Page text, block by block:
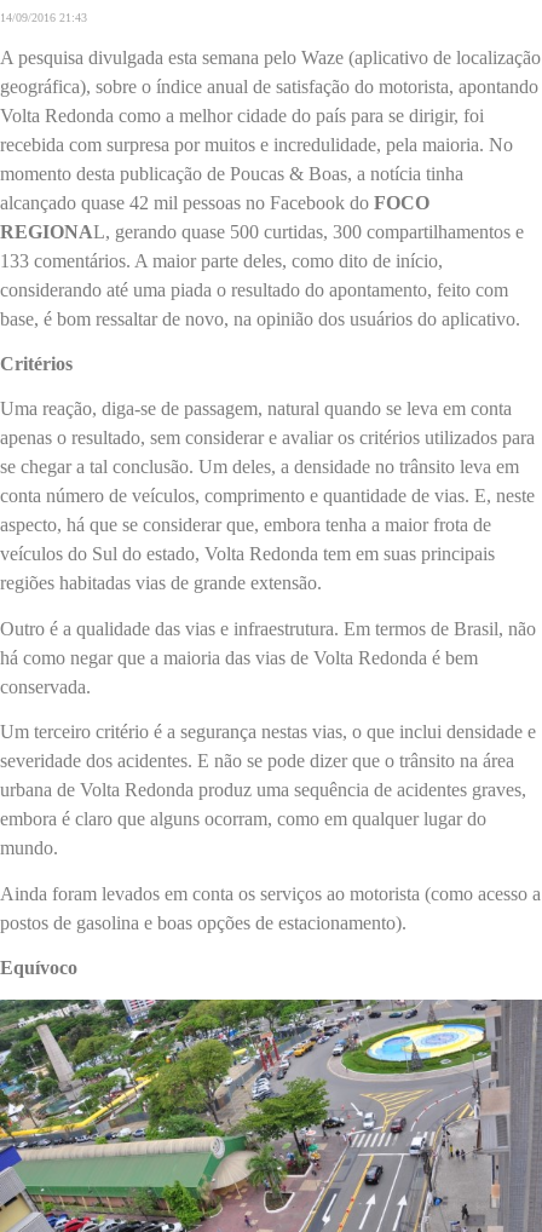
14/09/2016 21:43
A pesquisa divulgada esta semana pelo Waze (aplicativo de localização
geográfica), sobre o índice anual de satisfação do motorista, apontando
Volta Redonda como a melhor cidade do país para se dirigir, foi
recebida com surpresa por muitos e incredulidade, pela maioria. No
momento desta publicação de Poucas & Boas, a notícia tinha
alcançado quase 42 mil pessoas no Facebook do FOCO
REGIONAL, gerando quase 500 curtidas, 300 compartilhamentos e
133 comentários. A maior parte deles, como dito de início,
considerando até uma piada o resultado do apontamento, feito com
base, é bom ressaltar de novo, na opinião dos usuários do aplicativo.
Critérios
Uma reação, diga-se de passagem, natural quando se leva em conta
apenas o resultado, sem considerar e avaliar os critérios utilizados para
se chegar a tal conclusão. Um deles, a densidade no trânsito leva em
conta número de veículos, comprimento e quantidade de vias. E, neste
aspecto, há que se considerar que, embora tenha a maior frota de
veículos do Sul do estado, Volta Redonda tem em suas principais
regiões habitadas vias de grande extensão.
Outro é a qualidade das vias e infraestrutura. Em termos de Brasil, não
há como negar que a maioria das vias de Volta Redonda é bem
conservada.
Um terceiro critério é a segurança nestas vias, o que inclui densidade e
severidade dos acidentes. E não se pode dizer que o trânsito na área
urbana de Volta Redonda produz uma sequência de acidentes graves,
embora é claro que alguns ocorram, como em qualquer lugar do
mundo.
Ainda foram levados em conta os serviços ao motorista (como acesso a
postos de gasolina e boas opções de estacionamento).
Equívoco